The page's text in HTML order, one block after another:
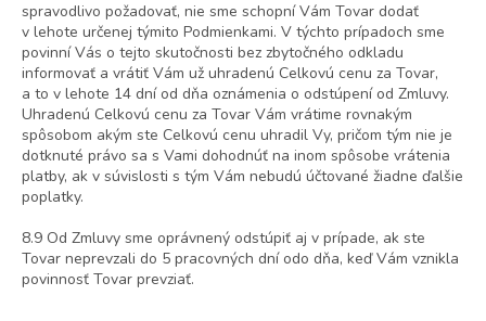
spravodlivo požadovať, nie sme schopní Vám Tovar dodať
v lehote určenej týmito Podmienkami. V týchto prípadoch sme
povinní Vás o tejto skutočnosti bez zbytočného odkladu
informovať a vrátiť Vám už uhradenú Celkovú cenu za Tovar,
a to v lehote 14 dní od dňa oznámenia o odstúpení od Zmluvy.
Uhradenú Celkovú cenu za Tovar Vám vrátime rovnakým
spôsobom akým ste Celkovú cenu uhradil Vy, pričom tým nie je
dotknuté právo sa s Vami dohodnúť na inom spôsobe vrátenia
platby, ak v súvislosti s tým Vám nebudú účtované žiadne ďalšie
poplatky.
8.9 Od Zmluvy sme oprávnený odstúpiť aj v prípade, ak ste
Tovar neprevzali do 5 pracovných dní odo dňa, keď Vám vznikla
povinnosť Tovar prevziať.